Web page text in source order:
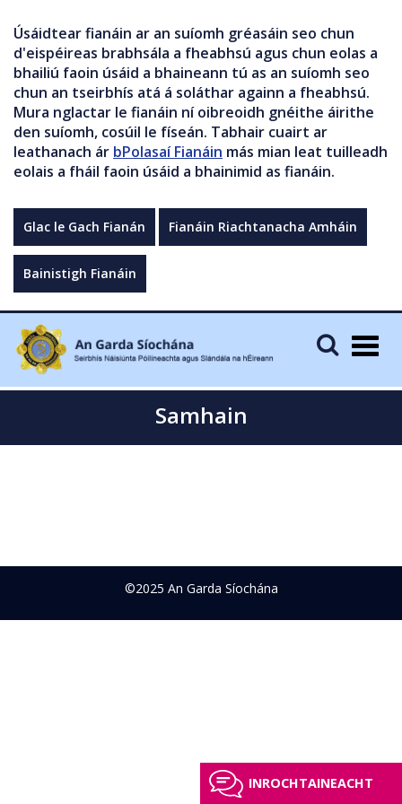
Úsáidtear fianáin ar an suíomh gréasáin seo chun
d'eispéireas brabhsála a fheabhsú agus chun eolas a
bhailiú faoin úsáid a bhaineann tú as an suíomh seo
chun an tseirbhís atá á soláthar againn a fheabhsú.
Mura nglactar le fianáin ní oibreoidh gnéithe áirithe
den suíomh, cosúil le físeán. Tabhair cuairt ar
leathanach ár bPolasaí Fianáin más mian leat tuilleadh
eolais a fháil faoin úsáid a bhainimid as fianáin.
Glac le Gach Fianán Fianáin Riachtanacha Amháin
Bainistigh Fianáin
Samhain
©2025 An Garda Síochána
INROCHTAINEACHT